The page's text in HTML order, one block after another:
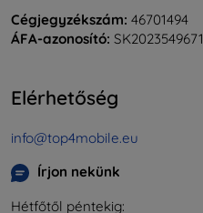
Cégjegyzékszám: 46701494
ÁFA-azonosító: SK2023549671
Elérhetőség
info@top4mobile.eu
Írjon nekünk
Hétfőtől péntekig: